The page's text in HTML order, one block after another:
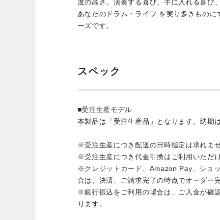
度の高さ。演奏する喜び、手に入れる喜び
あなたのドラム・ライフ を実り多きもの
ーズです。
スペック
■受注生産モデル
本製品は「受注生産品」となります。納期
※受注生産につき配送の日時指定は承れま
※受注生産につき代金引換はご利用いただ
※クレジットカード、Amazon Pay、ショ
合は、決済、ご請求完了の時点でオーダー
※銀行振込をご利用の場合は、ご入金が確
ります。